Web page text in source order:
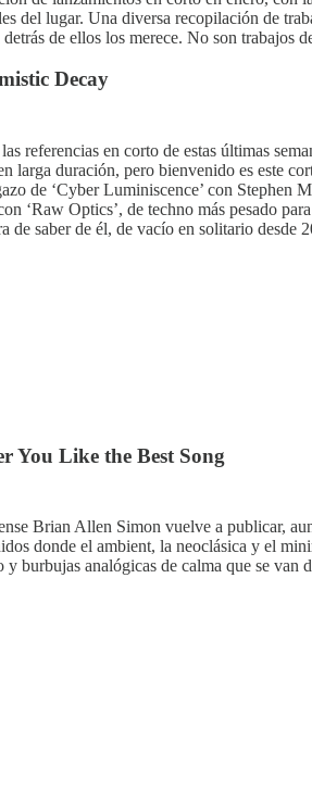
del lugar. Una diversa recopilación de
de ellos los merece. No son trabajos
Decay
referencias en corto de estas últimas
larga duración, pero bienvenido es este
de ‘Cyber Luminiscence’ con
‘Raw Optics’, de techno más pesado
de saber de él, de vacío en solitario desde
You Like the Best Song
Brian Allen Simon vuelve a publicar,
donde el ambient, la neoclásica y el
y burbujas analógicas de calma que se